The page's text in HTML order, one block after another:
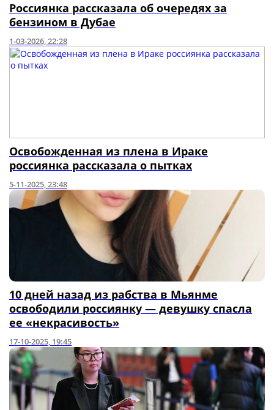
Россиянка рассказала об очередях за
бензином в Дубае
1-03-2026, 22:28
Освобожденная из плена в Ираке
россиянка рассказала о пытках
5-11-2025, 23:48
10 дней назад из рабства в Мьянме
освободили россиянку — девушку спасла
ее «некрасивость»
17-10-2025, 19:45